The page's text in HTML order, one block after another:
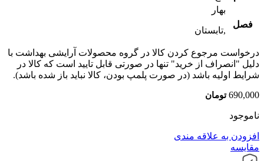
فصل
بهار
,تابستان
درخواست مرجوع کردن کالا در گروه محصولات آرایشی بهداشت با
دلیل "انصراف از خرید" تنها در صورتی قابل تایید است که کالا در
شرایط اولیه باشد (در صورت پلمپ بودن، کالا نباید باز شده باشد).
690,000 تومان
ناموجود
افزودن به علاقه مندی
مقایسه